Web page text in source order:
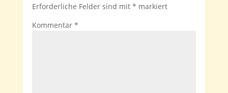
Erforderliche Felder sind mit * markiert
Kommentar *